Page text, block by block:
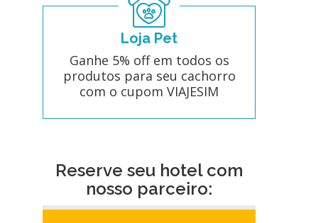
Loja Pet
Ganhe 5% off em todos os
produtos para seu cachorro
com o cupom VIAJESIM
Reserve seu hotel com
nosso parceiro: